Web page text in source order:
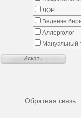
ЛОР
Ведение
Аллерголог
Мануальный
Обратная связь